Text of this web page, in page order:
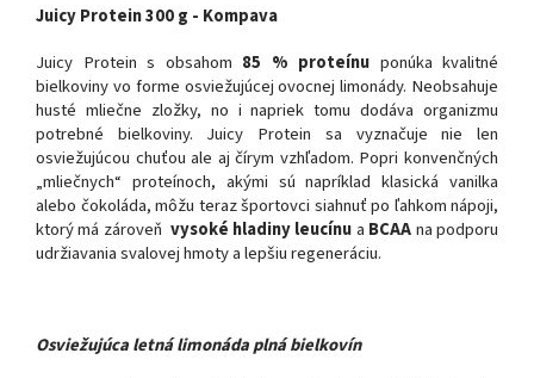
Juicy Protein 300 g - Kompava
Juicy Protein s obsahom 85 % proteínu ponúka kvalitné
bielkoviny vo forme osviežujúcej ovocnej limonády. Neobsahuje
husté mliečne zložky, no i napriek tomu dodáva organizmu
potrebné bielkoviny. Juicy Protein sa vyznačuje nie len
osviežujúcou chuťou ale aj čírym vzhľadom. Popri konvenčných
„mliečnych“ proteínoch, akými sú napríklad klasická vanilka
alebo čokoláda, môžu teraz športovci siahnuť po ľahkom nápoji,
ktorý má zároveň vysoké hladiny leucínua BCAAna podporu
udržiavania svalovej hmoty a lepšiu regeneráciu.
Osviežujúca letná limonáda plná bielkovín